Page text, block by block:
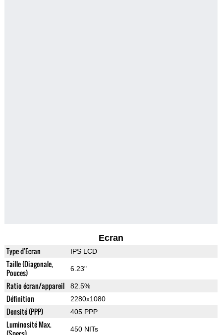
Ecran
Type d'Ecran IPS LCD
Taille (Diagonale,
Pouces)
6.23"
Ratio écran/appareil 82.5%
Définition 2280x1080
Densité (PPP) 405 PPP
Luminosité Max.
450 NITs